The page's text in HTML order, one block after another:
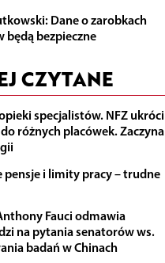
Dane o zarobkach
będą bezpieczne
CZYTANE
specjalistów. NFZ ukróci
różnych placówek. Zaczyna
pensje i limity pracy – trudne
Fauci odmawia
na pytania senatorów ws.
badań w Chinach